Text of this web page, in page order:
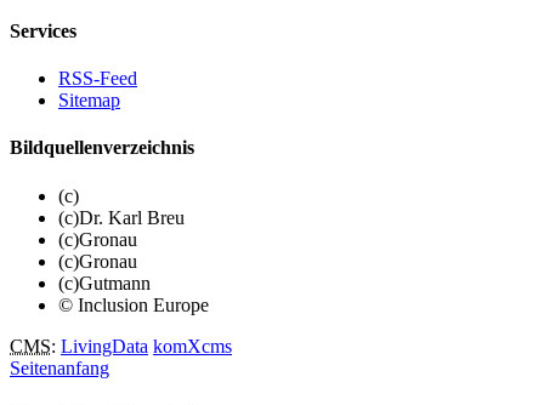
Services
RSS-Feed
Sitemap
Bildquellenverzeichnis
(c)
(c)Dr. Karl Breu
(c)Gronau
(c)Gronau
(c)Gutmann
© Inclusion Europe
CMS: LivingData komXcms
Seitenanfang